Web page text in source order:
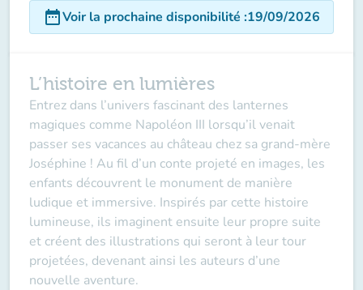
date_rangeVoir la prochaine disponibilité :19/09/2026
L’histoire en lumières
Entrez dans l’univers fascinant des lanternes
magiques comme Napoléon III lorsqu’il venait
passer ses vacances au château chez sa grand-mère
Joséphine ! Au fil d’un conte projeté en images, les
enfants découvrent le monument de manière
ludique et immersive. Inspirés par cette histoire
lumineuse, ils imaginent ensuite leur propre suite
et créent des illustrations qui seront à leur tour
projetées, devenant ainsi les auteurs d’une
nouvelle aventure.